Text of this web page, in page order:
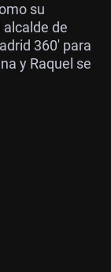
su
de
360' para
y Raquel se